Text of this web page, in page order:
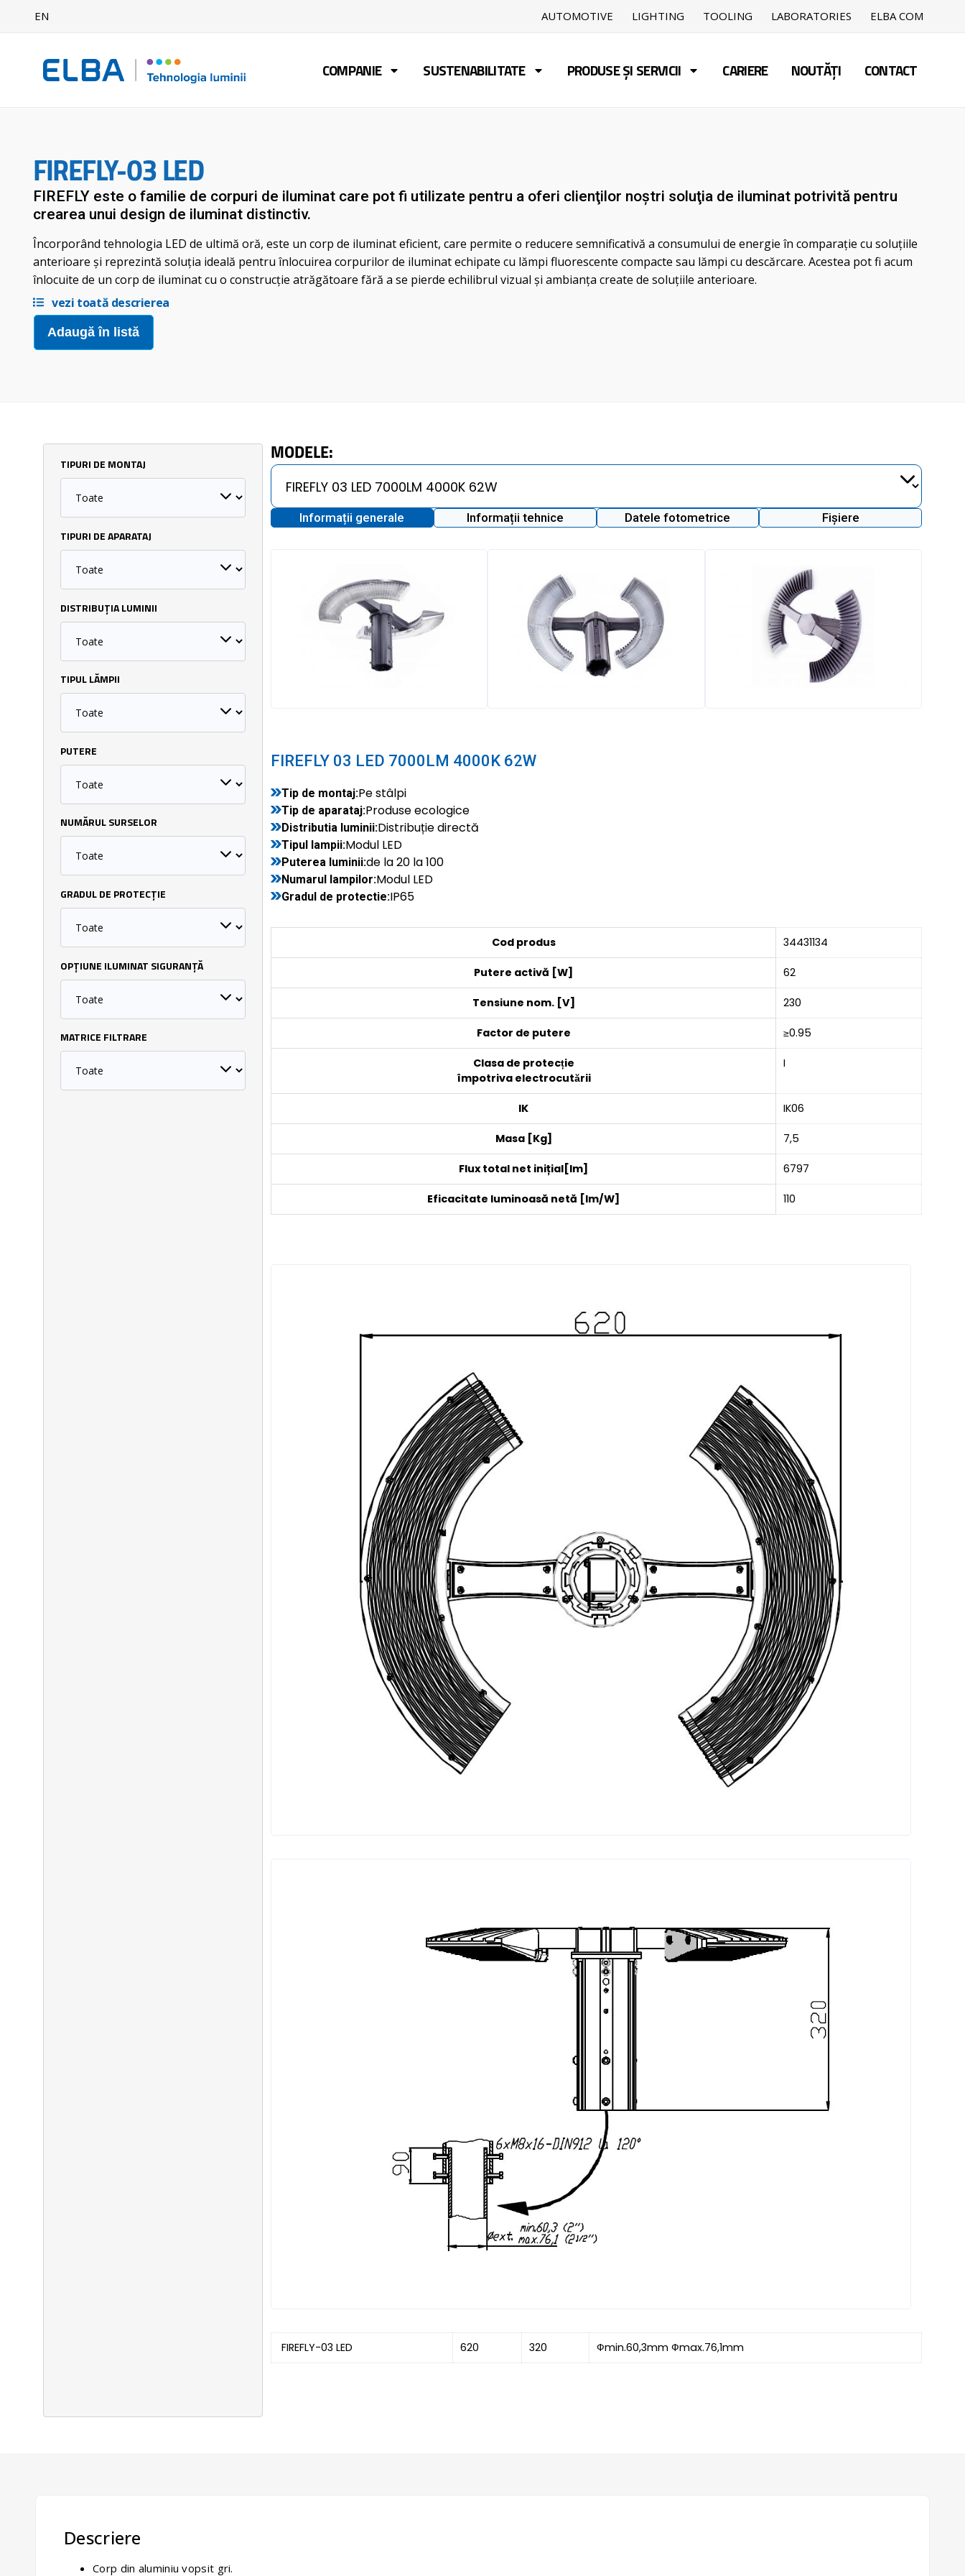
EN AUTOMOTIVE LIGHTING TOOLING LABORATORIES ELBA COM
COMPANIE SUSTENABILITATE PRODUSE ȘI SERVICII CARIERE NOUTĂȚI CONTACT
FIREFLY-03 LED
FIREFLY este o familie de corpuri de iluminat care pot fi utilizate pentru a oferi clienţilor noştri soluţia de iluminat potrivită pentru
crearea unui design de iluminat distinctiv.
Încorporând tehnologia LED de ultimă oră, este un corp de iluminat eficient, care permite o reducere semnificativă a consumului de energie în comparaţie cu soluţiile
anterioare şi reprezintă soluţia ideală pentru înlocuirea corpurilor de iluminat echipate cu lămpi fluorescente compacte sau lămpi cu descărcare. Acestea pot fi acum
înlocuite de un corp de iluminat cu o construcţie atrăgătoare fără a se pierde echilibrul vizual şi ambianţa create de soluţiile anterioare.
vezi toată descrierea
Adaugă în listă
TIPURI DE MONTAJ
TIPURI DE APARATAJ
DISTRIBUȚIA LUMINII
TIPUL LĂMPII
PUTERE
NUMĂRUL SURSELOR
GRADUL DE PROTECȚIE
OPȚIUNE ILUMINAT SIGURANȚĂ
MATRICE FILTRARE
MODELE:
Informații generale Informații tehnice Datele fotometrice Fișiere
FIREFLY 03 LED 7000LM 4000K 62W
Tip de montaj:Pe stâlpi
Tip de aparataj:Produse ecologice
Distributia luminii:Distribuție directă
Tipul lampii:Modul LED
Puterea luminii:de la 20 la 100
Numarul lampilor:Modul LED
Gradul de protectie:IP65
Cod produs 34431134
Putere activă [W] 62
Tensiune nom. [V] 230
Factor de putere ≥0.95
Clasa de protecție
împotriva electrocutării
I
IK IK06
Masa [Kg] 7,5
Flux total net inițial[lm] 6797
Eficacitate luminoasă netă [lm/W] 110
FIREFLY-03 LED 620 320 Фmin.60,3mm Фmax.76,1mm
Descriere
Corp din aluminiu vopsit gri.